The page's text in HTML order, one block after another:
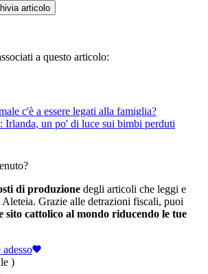
articolo
a questo articolo:
c'è a essere legati alla famiglia?
Irlanda, un po' di luce sui bimbi perduti
di produzione degli articoli che leggi e
Grazie alle detrazioni fiscali, puoi
sito cattolico al mondo riducendo le tue
)